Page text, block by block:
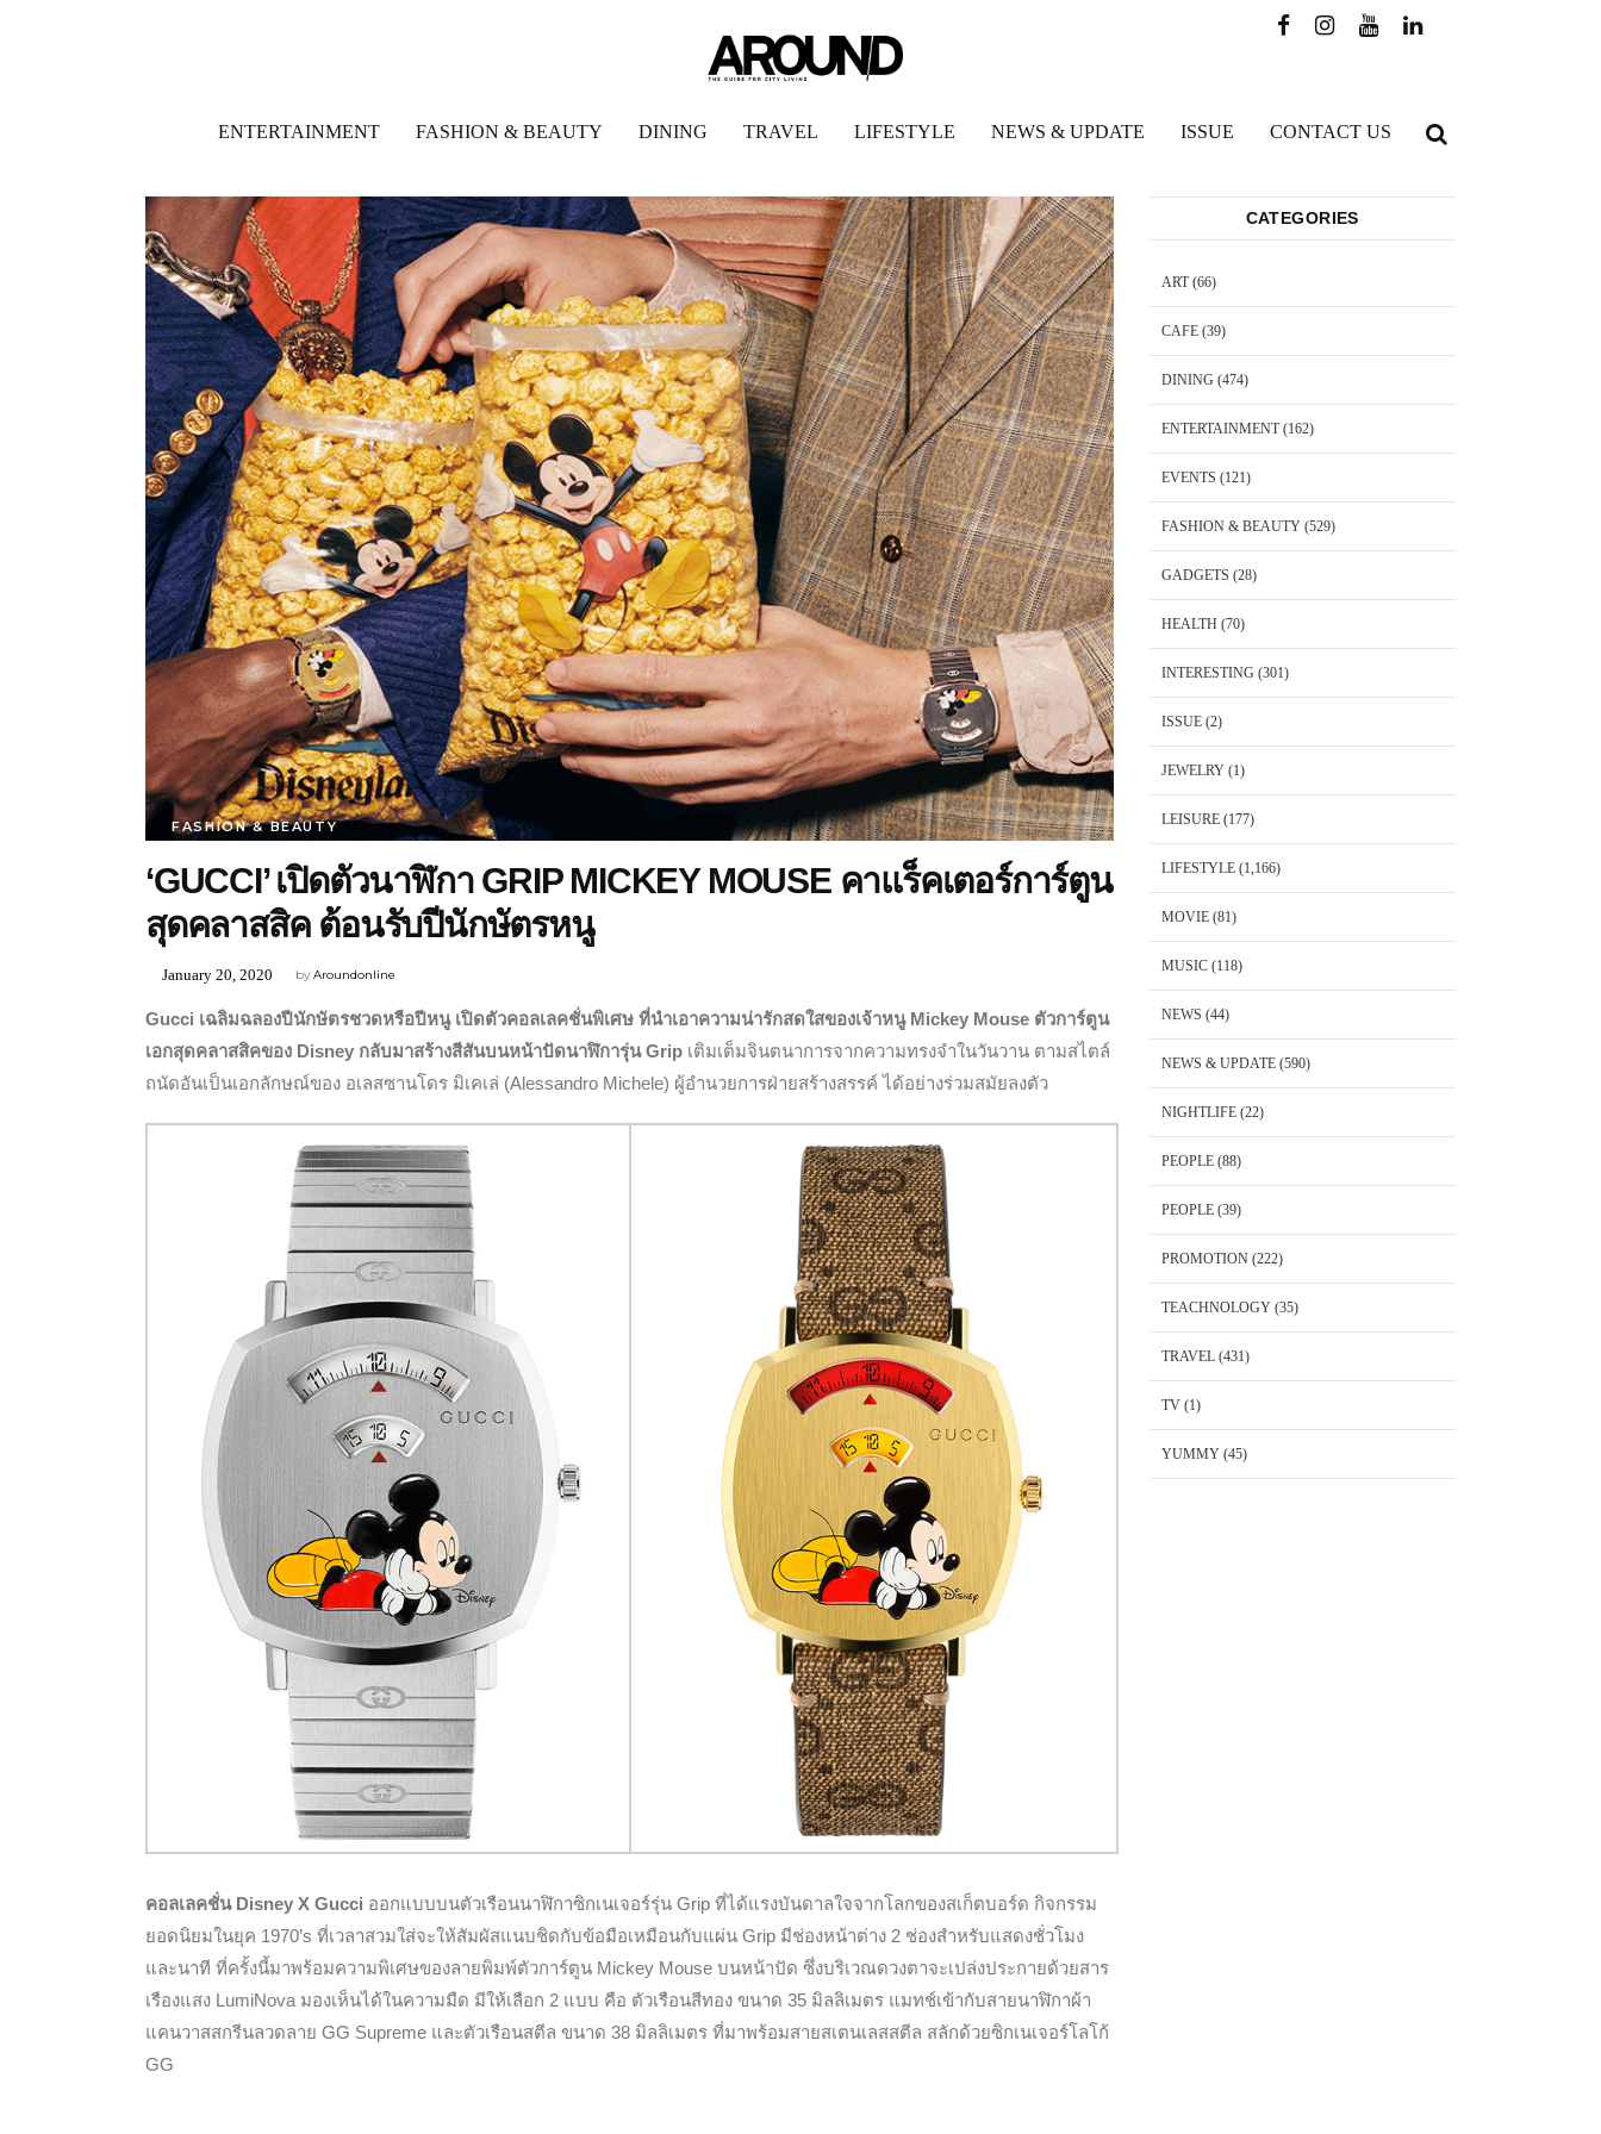
ENTERTAINMENT FASHION & BEAUTY DINING TRAVEL LIFESTYLE NEWS & UPDATE ISSUE CONTACT US
FASHION & BEAUTY
‘GUCCI’ เปิดตัวนาฬิกา GRIP MICKEY MOUSE คาแร็คเตอร์การ์ตูน
สุดคลาสสิค ต้อนรับปีนักษัตรหนู
byAroundonline
January 20, 2020
Gucci เฉลิมฉลองปีนักษัตรชวดหรือปีหนู เปิดตัวคอลเลคชั่นพิเศษ ที่นำเอาความน่ารักสดใสของเจ้าหนู Mickey Mouse ตัวการ์ตูน
เอกสุดคลาสสิคของ Disney กลับมาสร้างสีสันบนหน้าปัดนาฬิการุ่น Grip เติมเต็มจินตนาการจากความทรงจำในวันวาน ตามสไตล์
ถนัดอันเป็นเอกลักษณ์ของ อเลสซานโดร มิเคเล่ (Alessandro Michele) ผู้อำนวยการฝ่ายสร้างสรรค์ ได้อย่างร่วมสมัยลงตัว
คอลเลคชั่น Disney X Gucci ออกแบบบนตัวเรือนนาฬิกาซิกเนเจอร์รุ่น Grip ที่ได้แรงบันดาลใจจากโลกของสเก็ตบอร์ด กิจกรรม
ยอดนิยมในยุค 1970’s ที่เวลาสวมใส่จะให้สัมผัสแนบชิดกับข้อมือเหมือนกับแผ่น Grip มีช่องหน้าต่าง 2 ช่องสำหรับแสดงชั่วโมง
และนาที ที่ครั้งนี้มาพร้อมความพิเศษของลายพิมพ์ตัวการ์ตูน Mickey Mouse บนหน้าปัด ซึ่งบริเวณดวงตาจะเปล่งประกายด้วยสาร
เรืองแสง LumiNova มองเห็นได้ในความมืด มีให้เลือก 2 แบบ คือ ตัวเรือนสีทอง ขนาด 35 มิลลิเมตร แมทช์เข้ากับสายนาฬิกาผ้า
แคนวาสสกรีนลวดลาย GG Supreme และตัวเรือนสตีล ขนาด 38 มิลลิเมตร ที่มาพร้อมสายสเตนเลสสตีล สลักด้วยซิกเนเจอร์โลโก้
GG
CATEGORIES
ART(66)
CAFE(39)
DINING (474)
ENTERTAINMENT(162)
EVENTS (121)
FASHION & BEAUTY(529)
GADGETS (28)
HEALTH (70)
INTERESTING (301)
ISSUE(2)
JEWELRY(1)
LEISURE(177)
LIFESTYLE(1,166)
MOVIE(81)
MUSIC(118)
NEWS (44)
NEWS & UPDATE(590)
NIGHTLIFE(22)
PEOPLE(88)
PEOPLE(39)
PROMOTION(222)
TEACHNOLOGY(35)
TRAVEL(431)
TV(1)
YUMMY(45)